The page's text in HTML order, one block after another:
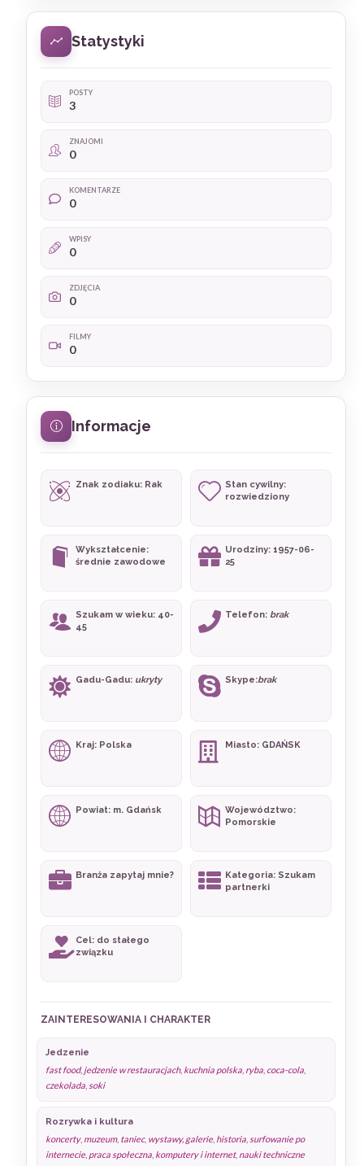
Statystyki
POSTY
3
ZNAJOMI
0
KOMENTARZE
0
WPISY
0
ZDJĘCIA
0
FILMY
0
Informacje
Znak zodiaku: Rak
Stan cywilny:
rozwiedziony
Wykształcenie:
średnie zawodowe
Urodziny: 1957-06-
25
Szukam w wieku: 40-
45
Telefon: brak
Gadu-Gadu: ukryty Skype:brak
Kraj: Polska Miasto: GDAŃSK
Powiat: m. Gdańsk
Województwo:
Pomorskie
Branża zapytaj mnie?
Kategoria: Szukam
partnerki
Cel: do stałego
związku
ZAINTERESOWANIA I CHARAKTER
Jedzenie
fast food, jedzenie w restauracjach, kuchnia polska ryba coca-cola
czekolada soki
Rozrywka i kultura
koncerty, muzeum, taniec, wystawy, galerie, historia surfowanie po
internecie, praca społeczna komputery i internet, nauki techniczne